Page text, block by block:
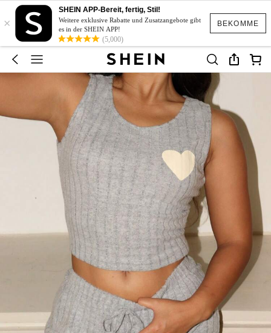
BEKOMME
×
SHEIN APP-Bereit, fertig, Stil!
Weitere exklusive Rabatte und Zusatzangebote gibt
es in der SHEIN APP!
(5,000)